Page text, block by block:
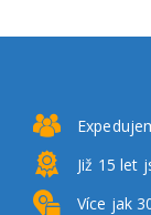
Již 15 let
Více jak